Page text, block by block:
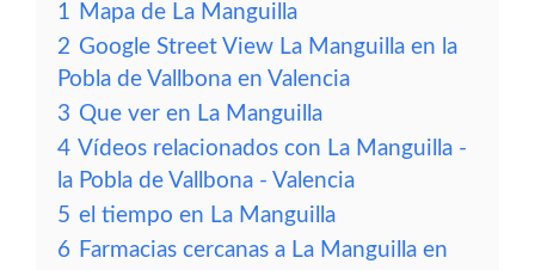
1 Mapa de La Manguilla
2 Google Street View La Manguilla en la
Pobla de Vallbona en Valencia
3 Que ver en La Manguilla
4 Vídeos relacionados con La Manguilla -
la Pobla de Vallbona - Valencia
5 el tiempo en La Manguilla
6 Farmacias cercanas a La Manguilla en